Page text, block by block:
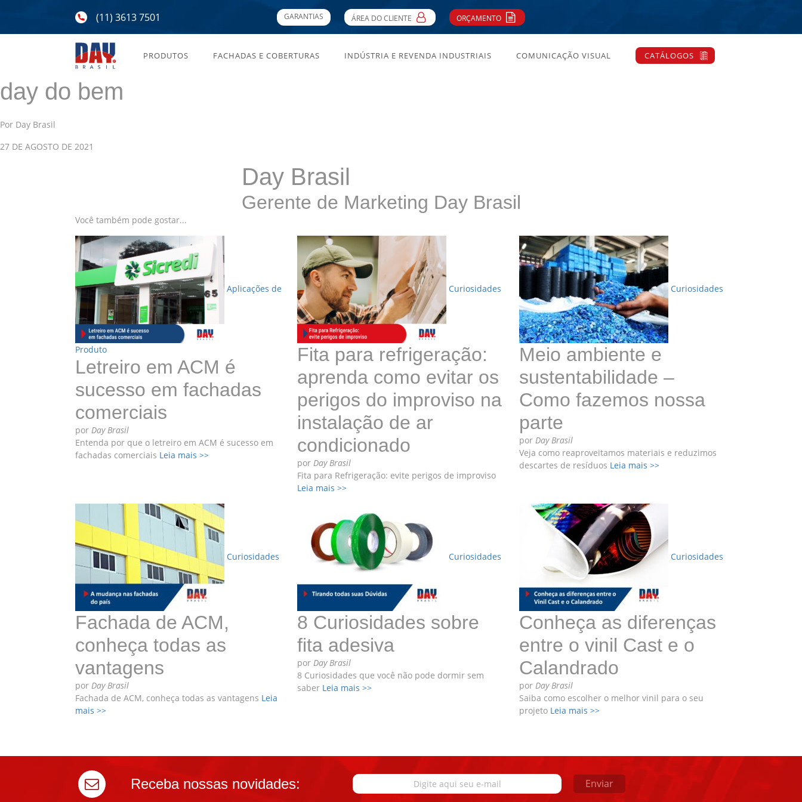
(11) 3613 7501 GARANTIAS ÁREA DO CLIENTE ORÇAMENTO
PRODUTOS FACHADAS E COBERTURAS INDÚSTRIA E REVENDA INDUSTRIAIS COMUNICAÇÃO VISUAL CATÁLOGOS
day do bem
Por Day Brasil
27 DE AGOSTO DE 2021
Day Brasil
Gerente de Marketing Day Brasil
Você também pode gostar...
Aplicações de
Produto
Letreiro em ACM é
sucesso em fachadas
comerciais
por Day Brasil
Entenda por que o letreiro em ACM é sucesso em
fachadas comerciais Leia mais >>
Curiosidades
Fita para refrigeração:
aprenda como evitar os
perigos do improviso na
instalação de ar
condicionado
por Day Brasil
Fita para Refrigeração: evite perigos de improviso
Leia mais >>
Curiosidades
Meio ambiente e
sustentabilidade –
Como fazemos nossa
parte
por Day Brasil
Veja como reaproveitamos materiais e reduzimos
descartes de resíduos Leia mais >>
Curiosidades
Fachada de ACM,
conheça todas as
vantagens
por Day Brasil
Fachada de ACM, conheça todas as vantagens Leia
mais >>
Curiosidades
8 Curiosidades sobre
fita adesiva
por Day Brasil
8 Curiosidades que você não pode dormir sem
saber Leia mais >>
Curiosidades
Conheça as diferenças
entre o vinil Cast e o
Calandrado
por Day Brasil
Saiba como escolher o melhor vinil para o seu
projeto Leia mais >>
Receba nossas novidades: Enviar